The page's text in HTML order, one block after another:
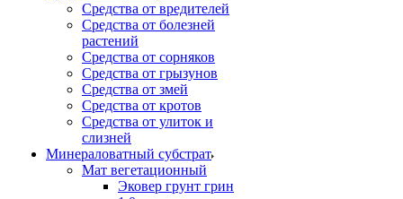
Средства от вредителей
Средства от болезней
растений
Средства от сорняков
Средства от грызунов
Средства от змей
Средства от кротов
Средства от улиток и
слизней
Минераловатный субстрат
Мат вегетационный
Эковер грунт грин